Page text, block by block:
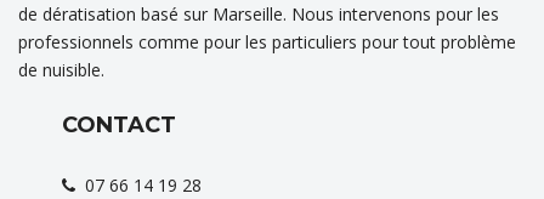
de dératisation basé sur Marseille. Nous intervenons pour les
professionnels comme pour les particuliers pour tout problème
de nuisible.
CONTACT
07 66 14 19 28